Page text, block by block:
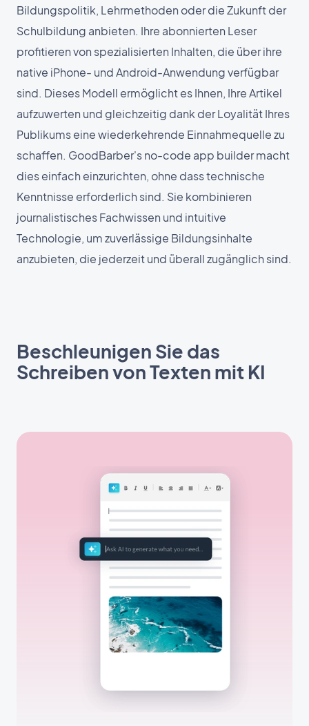
Bildungspolitik, Lehrmethoden oder die Zukunft der
Schulbildung anbieten. Ihre abonnierten Leser
profitieren von spezialisierten Inhalten, die über ihre
native iPhone- und Android-Anwendung verfügbar
sind. Dieses Modell ermöglicht es Ihnen, Ihre Artikel
aufzuwerten und gleichzeitig dank der Loyalität Ihres
Publikums eine wiederkehrende Einnahmequelle zu
schaffen. GoodBarber's no-code app builder macht
dies einfach einzurichten, ohne dass technische
Kenntnisse erforderlich sind. Sie kombinieren
journalistisches Fachwissen und intuitive
Technologie, um zuverlässige Bildungsinhalte
anzubieten, die jederzeit und überall zugänglich sind.
Beschleunigen Sie das
Schreiben von Texten mit KI